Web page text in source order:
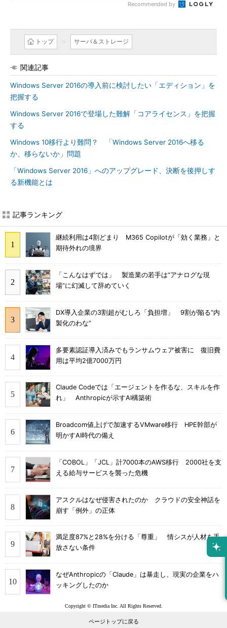
Recommended by
トップ サーバ＆ストレージ
関連記事
Windows Server 2016の導入前に検討したい「エディション」を
把握する
Windows Server 2016で登場した難解「コアライセンス」を把握
する
Windows 10移行より難問？ 「Windows Server 2016へ移る
か、移らないか」問題
「Windows Server 2016」へのアップグレード、決断を後押しす
る新機能とは
記事ランキング
継続利用は4割どまり M365 Copilotが「効く業務」と
期待外れの境界
「こんなはずでは」 製造業の若手は“アナログな現
場”に幻滅して辞めていく
DX導入企業の3割超がむしろ「負担増」 9割が陥る“内
製化のわな”
多要素認証導入済みでもランサムウェア被害に 復旧費
用は平均2億7000万円
Claude Codeでは「エージェントを作るな、スキルを作
れ」 Anthropicが示すAI構築術
Broadcom値上げで加速するVMware移行 HPE幹部が
明かすAI時代の備え
「COBOL」「JCL」計7000本のAWS移行 2000社を支
える給与サービスを襲った危機
アスクルはなぜ侵害されたのか クラウドの安全神話を
崩す「例外」の正体
満足度87%と28%を分ける「尊重」 情シスが人材を手
放さない条件
なぜAnthropicの「Claude」は暴走し、現実の企業をハ
ッキングしたのか
Copyright © ITmedia Inc. All Rights Reserved.
ページトップに戻る